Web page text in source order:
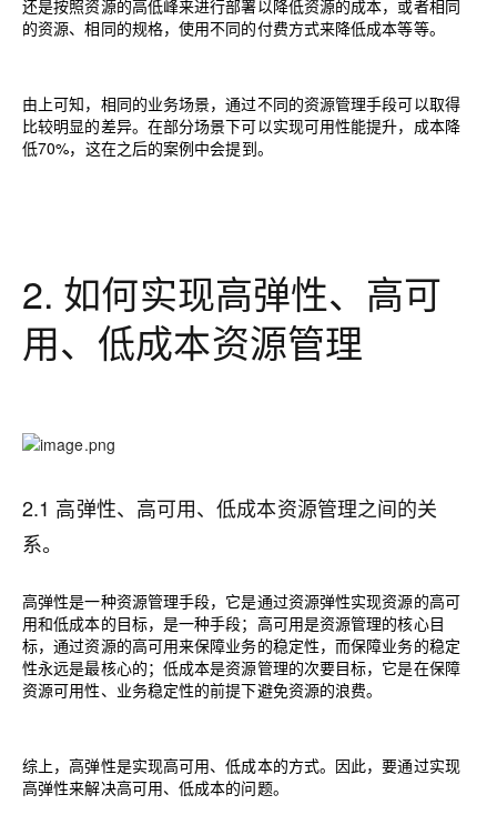
还是按照资源的高低峰来进行部署以降低资源的成本，或者相同
的资源、相同的规格，使用不同的付费方式来降低成本等等。
由上可知，相同的业务场景，通过不同的资源管理手段可以取得
比较明显的差异。在部分场景下可以实现可用性能提升，成本降
低70%，这在之后的案例中会提到。
2. 如何实现高弹性、高可
用、低成本资源管理
2.1 高弹性、高可用、低成本资源管理之间的关
系。
高弹性是一种资源管理手段，它是通过资源弹性实现资源的高可
用和低成本的目标，是一种手段；高可用是资源管理的核心目
标，通过资源的高可用来保障业务的稳定性，而保障业务的稳定
性永远是最核心的；低成本是资源管理的次要目标，它是在保障
资源可用性、业务稳定性的前提下避免资源的浪费。
综上，高弹性是实现高可用、低成本的方式。因此，要通过实现
高弹性来解决高可用、低成本的问题。